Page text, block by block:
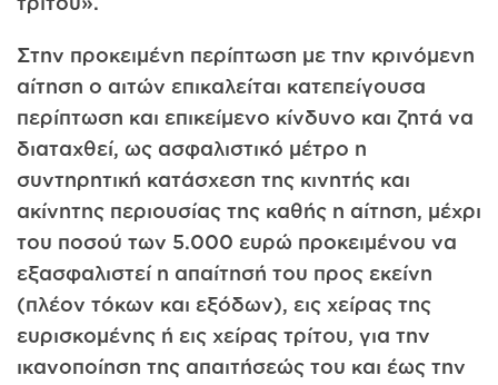
Στην προκειμένη περίπτωση με την κρινόμενη
αίτηση ο αιτών επικαλείται κατεπείγουσα
περίπτωση και επικείμενο κίνδυνο και ζητά να
διαταχθεί, ως ασφαλιστικό μέτρο η
συντηρητική κατάσχεση της κινητής και
ακίνητης περιουσίας της καθής η αίτηση, μέχρι
του ποσού των 5.000 ευρώ προκειμένου να
εξασφαλιστεί η απαίτησή του προς εκείνη
(πλέον τόκων και εξόδων), εις χείρας της
ευρισκομένης ή εις χείρας τρίτου, για την
ικανοποίηση της απαιτήσεώς του και έως την